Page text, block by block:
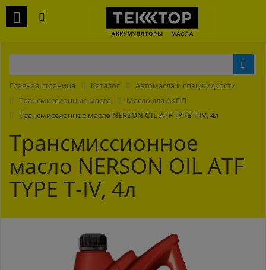
Главная страница Каталог
Автомасла и спецжидкости
Трансмиссионные масла
Масло для АКПП
Трансмиссионное масло NERSON OIL ATF TYPE T-IV, 4л
Трансмиссионное
масло NERSON OIL ATF
TYPE T-IV, 4л